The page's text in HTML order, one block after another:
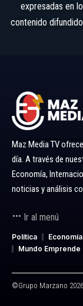
expresadas en
contenido
Maz Media TV
día. A través de
Economía,
noticias y análisis
Ir al menú
Política Economía
Mundo Emprende
©Grupo Marzano